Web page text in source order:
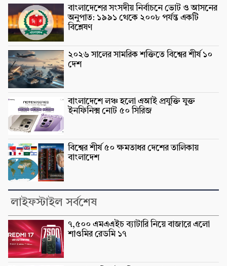
বাংলাদেশের সংসদীয় নির্বাচনে ভোট ও আসনের
অনুপাত: ১৯৯১ থেকে ২০০৮ পর্যন্ত একটি
বিশ্লেষণ
২০২৬ সালের সামরিক শক্তিতে বিশ্বের শীর্ষ ১০
দেশ
বাংলাদেশে লঞ্চ হলো এআই প্রযুক্তি যুক্ত
ইনফিনিক্স নোট ৫০ সিরিজ
বিশ্বের শীর্ষ ৫০ ক্ষমতাধর দেশের তালিকায়
বাংলাদেশ
লাইফস্টাইল সর্বশেষ
৭,৫০০ এমএএইচ ব্যাটারি নিয়ে বাজারে এলো
শাওমির রেডমি ১৭